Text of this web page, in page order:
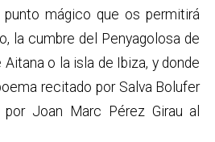
mágico que os permitirá
la cumbre del Penyagolosa de
o la isla de Ibiza, y donde
recitado por Salva Bolufer
por Joan Marc Pérez Girau al